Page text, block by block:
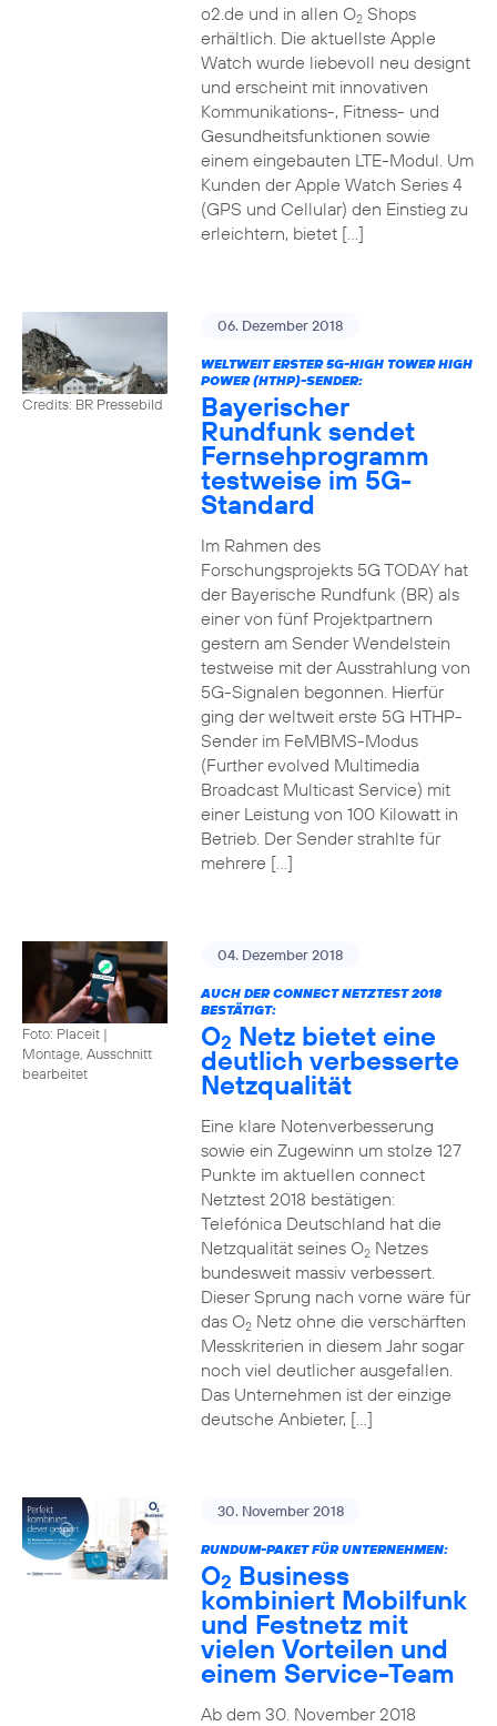
o2.de und in allen O2Shops
erhältlich. Die aktuellste Apple
Watch wurde liebevoll neu designt
und erscheint mit innovativen
Kommunikations-, Fitness- und
Gesundheitsfunktionen sowie
einem eingebauten LTE-Modul. Um
Kunden der Apple Watch Series 4
(GPS und Cellular) den Einstieg zu
erleichtern, bietet […]
Credits: BR Pressebild
06. Dezember 2018
WELTWEIT ERSTER 5G-HIGH TOWER HIGH
POWER (HTHP)-SENDER:
Bayerischer
Rundfunk sendet
Fernsehprogramm
testweise im 5G-
Standard
Im Rahmen des
Forschungsprojekts 5G TODAY hat
der Bayerische Rundfunk (BR) als
einer von fünf Projektpartnern
gestern am Sender Wendelstein
testweise mit der Ausstrahlung von
5G-Signalen begonnen. Hierfür
ging der weltweit erste 5G HTHP-
Sender im FeMBMS-Modus
(Further evolved Multimedia
Broadcast Multicast Service) mit
einer Leistung von 100 Kilowatt in
Betrieb. Der Sender strahlte für
mehrere […]
Foto: Placeit |
Montage, Ausschnitt
bearbeitet
04. Dezember 2018
AUCH DER CONNECT NETZTEST 2018
BESTÄTIGT:
O2 Netz bietet eine
deutlich verbesserte
Netzqualität
Eine klare Notenverbesserung
sowie ein Zugewinn um stolze 127
Punkte im aktuellen connect
Netztest 2018 bestätigen:
Telefónica Deutschland hat die
Netzqualität seines O2Netzes
bundesweit massiv verbessert.
Dieser Sprung nach vorne wäre für
das O2Netz ohne die verschärften
Messkriterien in diesem Jahr sogar
noch viel deutlicher ausgefallen.
Das Unternehmen ist der einzige
deutsche Anbieter, […]
30. November 2018
RUNDUM-PAKET FÜR UNTERNEHMEN:
O2 Business
kombiniert Mobilfunk
und Festnetz mit
vielen Vorteilen und
einem Service-Team
Ab dem 30. November 2018